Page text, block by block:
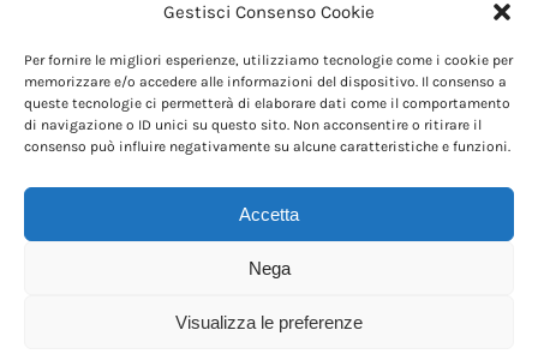
Gestisci Consenso Cookie
Per fornire le migliori esperienze, utilizziamo tecnologie come i cookie per
memorizzare e/o accedere alle informazioni del dispositivo. Il consenso a
queste tecnologie ci permetterà di elaborare dati come il comportamento
di navigazione o ID unici su questo sito. Non acconsentire o ritirare il
consenso può influire negativamente su alcune caratteristiche e funzioni.
Accetta
Nega
Visualizza le preferenze